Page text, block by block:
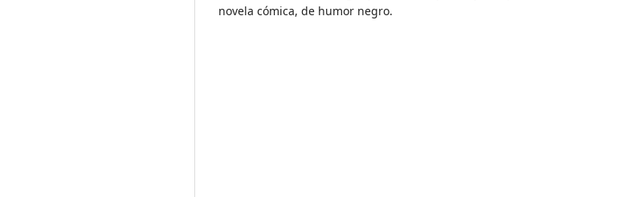
novela cómica, de humor negro.